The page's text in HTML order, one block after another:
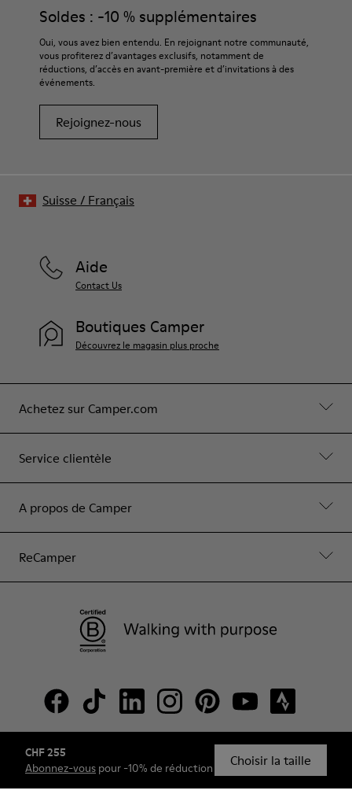
CHF 255
Abonnez-vous pour -10% de réduction Choisir la taille
Soldes : -10 % supplémentaires
Oui, vous avez bien entendu. En rejoignant notre communauté,
vous profiterez d’avantages exclusifs, notamment de
réductions, d’accès en avant-première et d’invitations à des
événements.
Rejoignez-nous
Achetez sur Camper.com
Service clientèle
A propos de Camper
ReCamper
Aide
Contact Us
Boutiques Camper
Découvrez le magasin plus proche
© Camper, 2026
Suisse / Français